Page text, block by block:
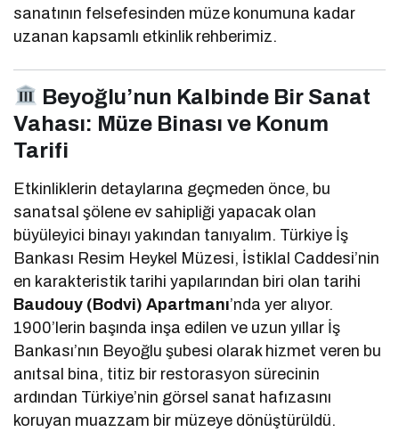
sanatının felsefesinden müze konumuna kadar
uzanan kapsamlı etkinlik rehberimiz.
Beyoğlu’nun Kalbinde Bir Sanat
Vahası: Müze Binası ve Konum
Tarifi
Etkinliklerin detaylarına geçmeden önce, bu
sanatsal şölene ev sahipliği yapacak olan
büyüleyici binayı yakından tanıyalım. Türkiye İş
Bankası Resim Heykel Müzesi, İstiklal Caddesi’nin
en karakteristik tarihi yapılarından biri olan tarihi
Baudouy (Bodvi) Apartmanı’nda yer alıyor.
1900’lerin başında inşa edilen ve uzun yıllar İş
Bankası’nın Beyoğlu şubesi olarak hizmet veren bu
anıtsal bina, titiz bir restorasyon sürecinin
ardından Türkiye’nin görsel sanat hafızasını
koruyan muazzam bir müzeye dönüştürüldü.